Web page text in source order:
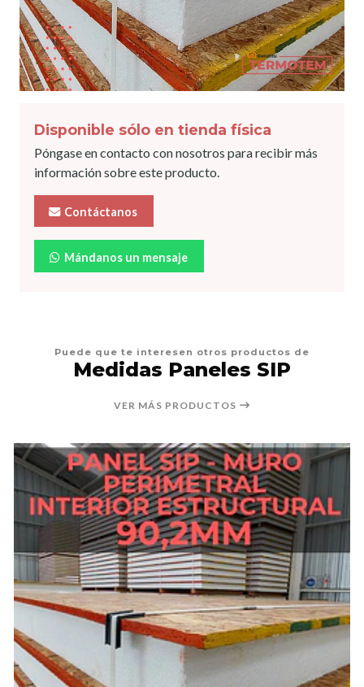
Disponible sólo en tienda física
Póngase en contacto con nosotros para recibir más
información sobre este producto.
Contáctanos
Mándanos un mensaje
Puede que te interesen otros productos de
Medidas Paneles SIP
VER MÁS PRODUCTOS